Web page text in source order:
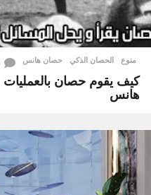
منوع الحصان الذكي ,
حصان هانس
كيف يقوم حصان
هانس